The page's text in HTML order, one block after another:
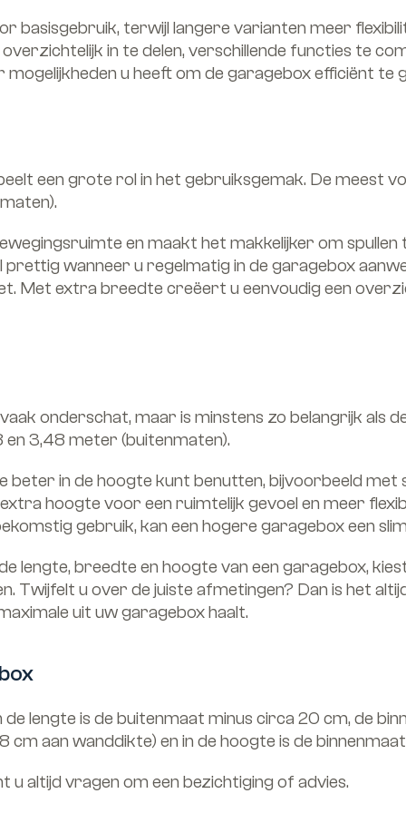
basisgebruik, terwijl langere varianten meer
in te delen, verschillende functies te
u heeft om de garagebox efficiënt te
een grote rol in het gebruiksgemak. De meest
en maakt het makkelijker om
wanneer u regelmatig in de garagebox
Met extra breedte creëert u eenvoudig een
onderschat, maar is minstens zo belangrijk als
en 3,48 meter (buitenmaten).
in de hoogte kunt benutten, bijvoorbeeld met
hoogte voor een ruimtelijk gevoel en meer
gebruik, kan een hogere garagebox een
lengte, breedte en hoogte van een garagebox,
Twijfelt u over de juiste afmetingen? Dan is het
uit uw garagebox haalt.
lengte is de buitenmaat minus circa 20 cm, de
cm aan wanddikte) en in de hoogte is de
u altijd vragen om een bezichtiging of advies.